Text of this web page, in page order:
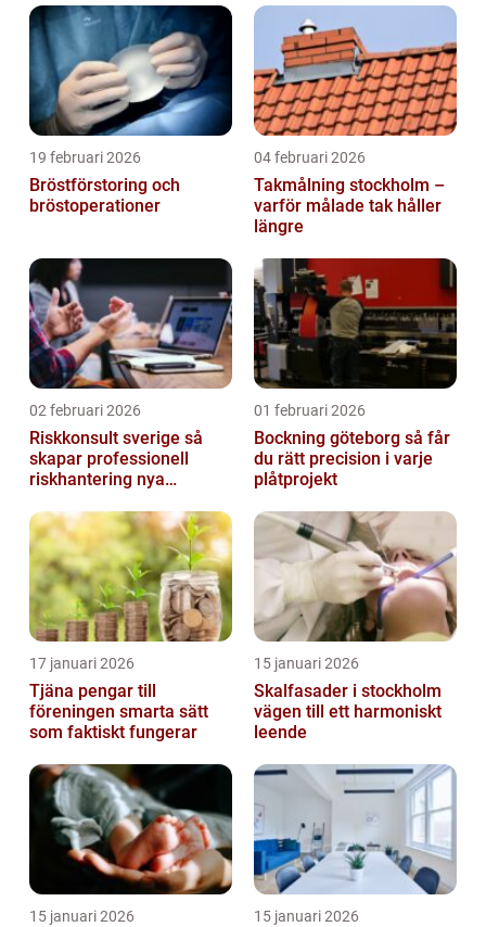
19 februari 2026
Bröstförstoring och
bröstoperationer
04 februari 2026
Takmålning stockholm –
varför målade tak håller
längre
02 februari 2026
Riskkonsult sverige så
skapar professionell
riskhantering nya
01 februari 2026
Bockning göteborg så får
du rätt precision i varje
plåtprojekt
17 januari 2026
Tjäna pengar till
föreningen smarta sätt
som faktiskt fungerar
15 januari 2026
Skalfasader i stockholm
vägen till ett harmoniskt
leende
15 januari 2026 15 januari 2026